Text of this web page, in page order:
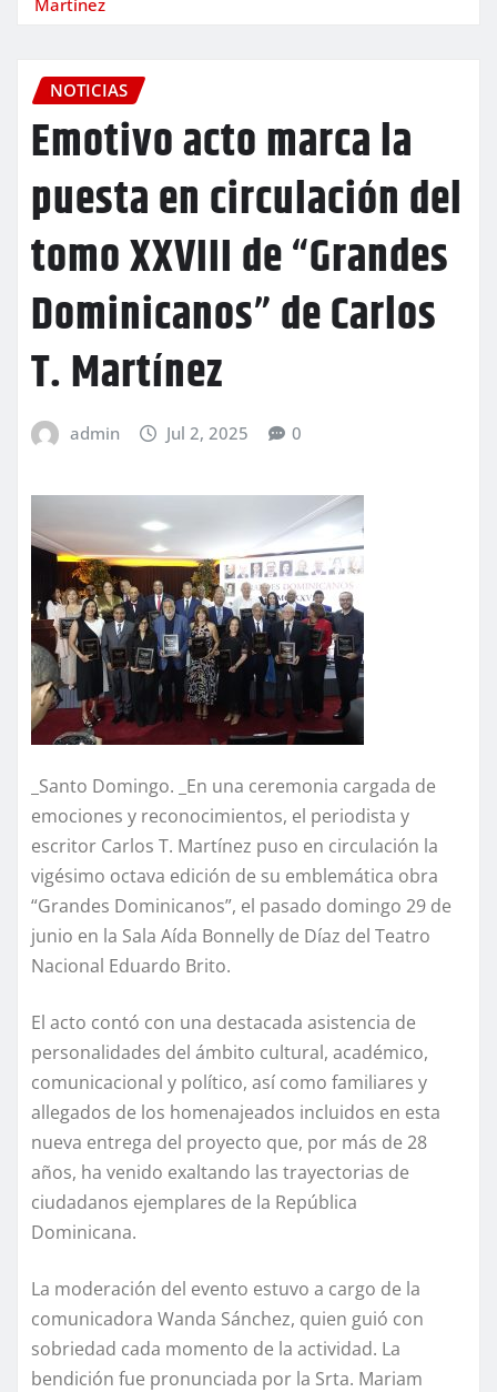
NOTICIAS
Emotivo acto marca la
puesta en circulación del
tomo XXVIII de “Grandes
Dominicanos” de Carlos
T. Martínez
admin Jul 2, 2025 0
_Santo Domingo. _En una ceremonia cargada de
emociones y reconocimientos, el periodista y
escritor Carlos T. Martínez puso en circulación la
vigésimo octava edición de su emblemática obra
“Grandes Dominicanos”, el pasado domingo 29 de
junio en la Sala Aída Bonnelly de Díaz del Teatro
Nacional Eduardo Brito.
El acto contó con una destacada asistencia de
personalidades del ámbito cultural, académico,
comunicacional y político, así como familiares y
allegados de los homenajeados incluidos en esta
nueva entrega del proyecto que, por más de 28
años, ha venido exaltando las trayectorias de
ciudadanos ejemplares de la República
Dominicana.
La moderación del evento estuvo a cargo de la
comunicadora Wanda Sánchez, quien guió con
sobriedad cada momento de la actividad. La
bendición fue pronunciada por la Srta. Mariam